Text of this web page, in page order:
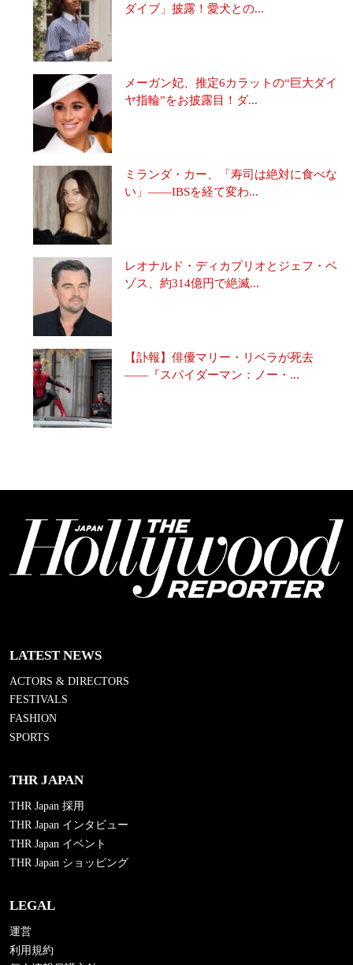
ダイブ」披露！愛犬との...
メーガン妃、推定6カラットの“巨大ダイ
ヤ指輪”をお披露目！ダ...
ミランダ・カー、「寿司は絶対に食べな
い」――IBSを経て変わ...
レオナルド・ディカプリオとジェフ・ベ
ゾス、約314億円で絶滅...
【訃報】俳優マリー・リベラが死去
――『スパイダーマン：ノー・...
LATEST NEWS
ACTORS & DIRECTORS
FESTIVALS
FASHION
SPORTS
THR JAPAN
THR Japan 採用
THR Japan インタビュー
THR Japan イベント
THR Japan ショッピング
LEGAL
運営
利用規約